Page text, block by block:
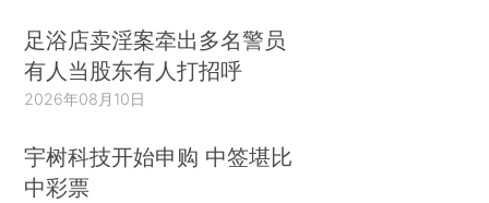
足浴店卖淫案牵出多名警员
有人当股东有人打招呼
2026年08月10日
宇树科技开始申购 中签堪比
中彩票